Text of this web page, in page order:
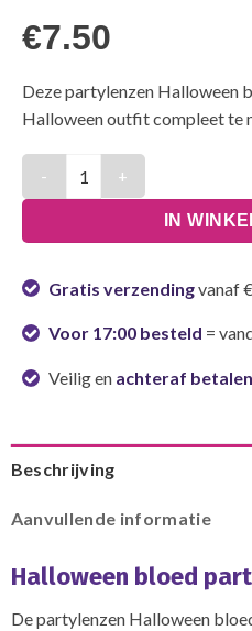
€7.50
Deze partylenzen Halloween
Halloween outfit compleet te
IN
Gratis verzendingvanaf
Voor 17:00 besteld =
Veilig en achteraf betalen
Beschrijving
Aanvullende informatie
Halloween bloed
De partylenzen Halloween